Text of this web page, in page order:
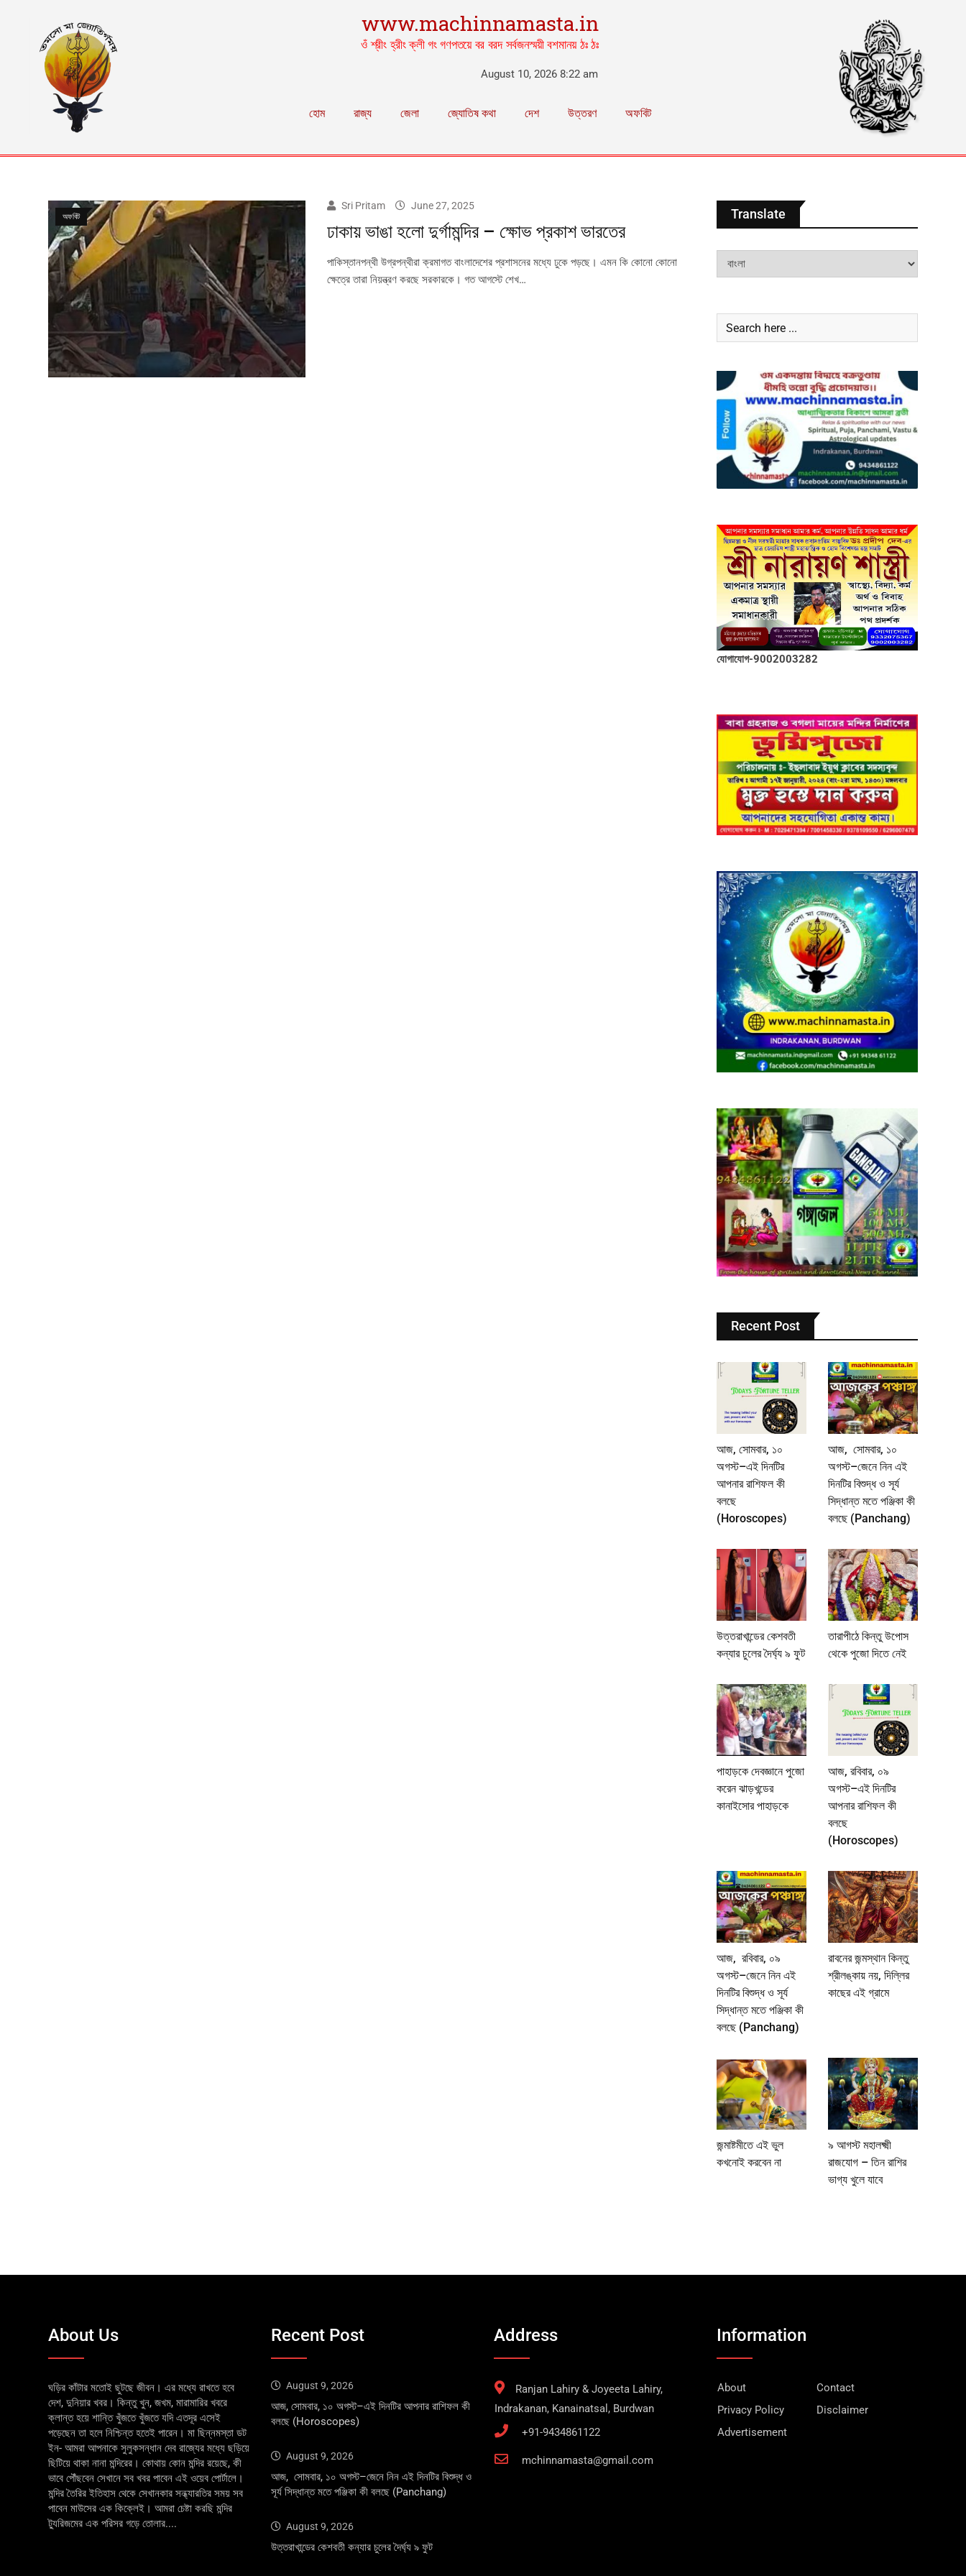
www.machinnamasta.in
ওঁ শ্রীং হ্রীং ক্লী গং গণপতয়ে বর বরদ সর্বজনস্ময়ী বশমানয় ঠঃ ঠঃ
August 10, 2026 8:22 am
হোম রাজ্য জেলা জ্যোতিষ কথা দেশ উত্তরণ অফবিট
অফবিট
Sri Pritam June 27, 2025
ঢাকায় ভাঙা হলো দুর্গামন্দির – ক্ষোভ প্রকাশ ভারতের
পাকিস্তানপন্থী উগ্রপন্থীরা ক্রমাগত বাংলাদেশের প্রশাসনের মধ্যে ঢুকে পড়ছে। এমন কি কোনো কোনো
ক্ষেত্রে তারা নিয়ন্ত্রণ করছে সরকারকে। গত আগস্টে শেখ…
Translate
যোগাযোগ-9002003282
Recent Post
আজ, সোমবার, ১০
অগস্ট–এই দিনটির
আপনার রাশিফল কী
বলছে
(Horoscopes)
আজ, সোমবার, ১০
অগস্ট–জেনে নিন এই
দিনটির বিশুদ্ধ ও সূর্য
সিদ্ধান্ত মতে পঞ্জিকা কী
বলছে (Panchang)
উত্তরাখান্ডের কেশবতী
কন্যার চুলের দৈর্ঘ্য ৯ ফুট
তারাপীঠে কিন্তু উপোস
থেকে পুজো দিতে নেই
পাহাড়কে দেবজ্ঞানে পুজো
করেন ঝাড়খন্ডের
কানাইসোর পাহাড়কে
আজ, রবিবার, ০৯
অগস্ট–এই দিনটির
আপনার রাশিফল কী
বলছে
(Horoscopes)
আজ, রবিবার, ০৯
অগস্ট–জেনে নিন এই
দিনটির বিশুদ্ধ ও সূর্য
সিদ্ধান্ত মতে পঞ্জিকা কী
বলছে (Panchang)
রাবনের জন্মস্থান কিন্তু
শ্রীলঙ্কায় নয়, দিল্লির
কাছের এই গ্রামে
জন্মাষ্টমীতে এই ভুল
কখনোই করবেন না
৯ আগস্ট মহালক্ষ্মী
রাজযোগ – তিন রাশির
ভাগ্য খুলে যাবে
About Us
ঘড়ির কাঁটার মতোই ছুটছে জীবন। এর মধ্যে রাখতে হবে
দেশ, দুনিয়ার খবর। কিন্তু খুন, জখম, মারামারির খবরে
ক্লান্ত হয়ে শান্তি খুঁজতে খুঁজতে যদি এতদূর এসেই
পড়েছেন তা হলে নিশ্চিন্ত হতেই পারেন। মা ছিন্নমস্তা ডট
ইন- আমরা আপনাকে সুলুকসন্ধান দেব রাজ্যের মধ্যে ছড়িয়ে
ছিটিয়ে থাকা নানা মন্দিরের। কোথায় কোন মন্দির রয়েছে, কী
ভাবে পৌঁছবেন সেখানে সব খবর পাবেন এই ওয়েব পোর্টালে।
মন্দির তৈরির ইতিহাস থেকে সেখানকার সন্ধ্যারতির সময় সব
পাবেন মাউসের এক কিক্লেই। আমরা চেষ্টা করছি মন্দির
ট্যুরিজমের এক পরিসর গড়ে তোলার....
Recent Post
August 9, 2026
আজ, সোমবার, ১০ অগস্ট–এই দিনটির আপনার রাশিফল কী
বলছে (Horoscopes)
August 9, 2026
আজ, সোমবার, ১০ অগস্ট–জেনে নিন এই দিনটির বিশুদ্ধ ও
সূর্য সিদ্ধান্ত মতে পঞ্জিকা কী বলছে (Panchang)
August 9, 2026
উত্তরাখান্ডের কেশবতী কন্যার চুলের দৈর্ঘ্য ৯ ফুট
Address
Ranjan Lahiry & Joyeeta Lahiry,
Indrakanan, Kanainatsal, Burdwan
+91-9434861122
mchinnamasta@gmail.com
Information
About
Contact
Privacy Policy
Disclaimer
Advertisement